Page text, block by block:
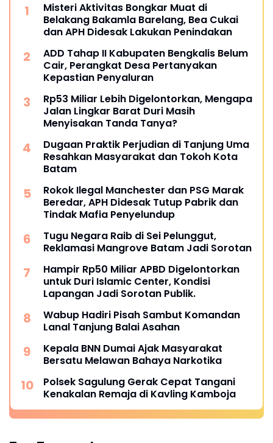
Misteri Aktivitas Bongkar Muat di
Belakang Bakamla Barelang, Bea Cukai
dan APH Didesak Lakukan Penindakan
ADD Tahap II Kabupaten Bengkalis Belum
Cair, Perangkat Desa Pertanyakan
Kepastian Penyaluran
Rp53 Miliar Lebih Digelontorkan, Mengapa
Jalan Lingkar Barat Duri Masih
Menyisakan Tanda Tanya?
Dugaan Praktik Perjudian di Tanjung Uma
Resahkan Masyarakat dan Tokoh Kota
Batam
Rokok Ilegal Manchester dan PSG Marak
Beredar, APH Didesak Tutup Pabrik dan
Tindak Mafia Penyelundup
Tugu Negara Raib di Sei Pelunggut,
Reklamasi Mangrove Batam Jadi Sorotan
Hampir Rp50 Miliar APBD Digelontorkan
untuk Duri Islamic Center, Kondisi
Lapangan Jadi Sorotan Publik.
Wabup Hadiri Pisah Sambut Komandan
Lanal Tanjung Balai Asahan
Kepala BNN Dumai Ajak Masyarakat
Bersatu Melawan Bahaya Narkotika
Polsek Sagulung Gerak Cepat Tangani
Kenakalan Remaja di Kavling Kamboja